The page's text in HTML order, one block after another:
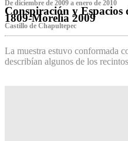
De diciembre de 2009 a enero de 2010
Conspiración y
1809-Morelia 2009
Castillo de Chapultepec
La muestra estuvo conformada
describían algunos de los